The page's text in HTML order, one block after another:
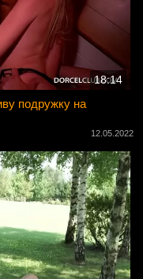
18:14
подружку на
12.05.2022